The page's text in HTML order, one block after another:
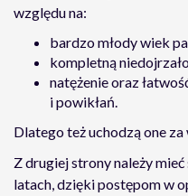
względu na:
bardzo młody wiek
kompletną
natężenie oraz
i powikłań.
Dlatego też uchodzą one
Z drugiej strony należy
latach, dzięki postępom w